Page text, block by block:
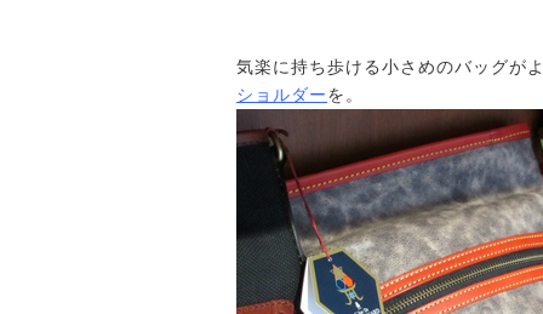
気楽に持ち歩ける小さめのバッグが
ショルダー を。